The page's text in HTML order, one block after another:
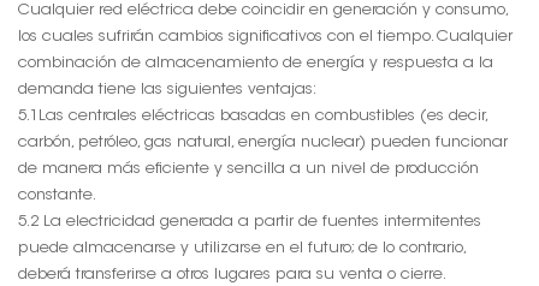
Cualquier red eléctrica debe coincidir en generación y consumo,
los cuales sufrirán cambios significativos con el tiempo. Cualquier
combinación de almacenamiento de energía y respuesta a la
demanda tiene las siguientes ventajas:
5.1Las centrales eléctricas basadas en combustibles (es decir,
carbón, petróleo, gas natural, energía nuclear) pueden funcionar
de manera más eficiente y sencilla a un nivel de producción
constante.
5.2 La electricidad generada a partir de fuentes intermitentes
puede almacenarse y utilizarse en el futuro; de lo contrario,
deberá transferirse a otros lugares para su venta o cierre.